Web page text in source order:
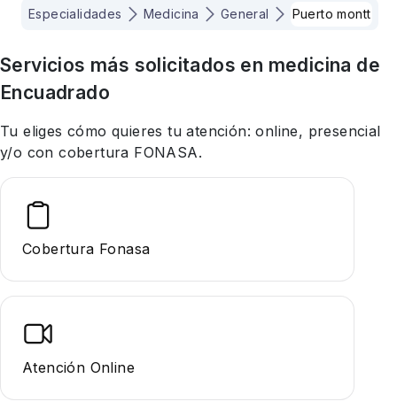
Especialidades Medicina General Puerto montt
Servicios más solicitados en medicina de
Encuadrado
Tu eliges cómo quieres tu atención: online, presencial
y/o con cobertura FONASA.
Cobertura Fonasa
Atención Online